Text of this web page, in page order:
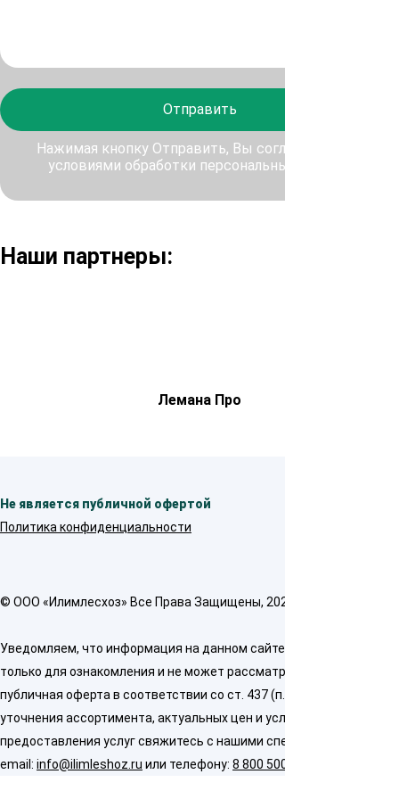
Отправить
Нажимая кнопку Отправить, Вы соглашаетесь с
условиями обработки персональных данных
Наши партнеры:
Лемана Про
Не является публичной офертой
Политика конфиденциальности
© OOO «Илимлесхоз» Все Права Защищены, 2026
Уведомляем, что информация на данном сайте предназначена
только для ознакомления и не может рассматриваться как
публичная оферта в соответствии со ст. 437 (п. 2) ГК РФ. Для
уточнения ассортимента, актуальных цен и условий
предоставления услуг свяжитесь с нашими специалистами по
email: info@ilimleshoz.ru или телефону: 8 800 500 5437